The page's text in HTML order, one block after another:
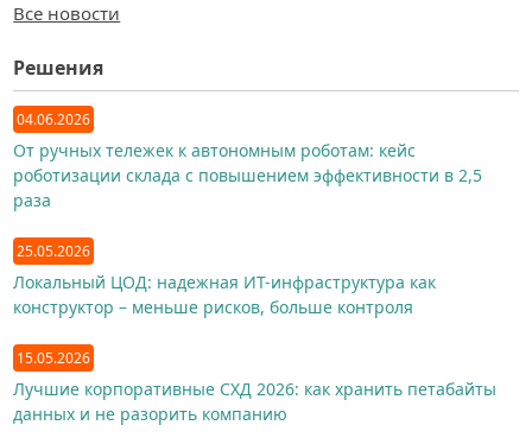
Все новости
Решения
04.06.2026
От ручных тележек к автономным роботам: кейс
роботизации склада с повышением эффективности в 2,5
раза
25.05.2026
Локальный ЦОД: надежная ИТ-инфраструктура как
конструктор – меньше рисков, больше контроля
15.05.2026
Лучшие корпоративные СХД 2026: как хранить петабайты
данных и не разорить компанию